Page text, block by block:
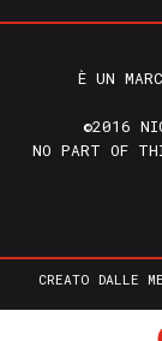
È UN
©2016
NO PART OF
CREATO DALLE